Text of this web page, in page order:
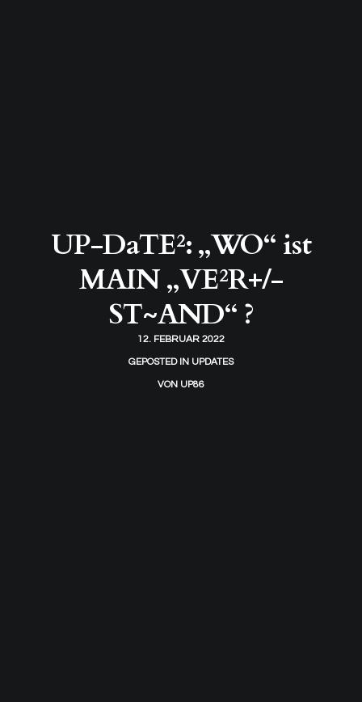
UP-DaTE²: „WO“ ist
MAIN „VE²R+/-
ST~AND“ ?
12. FEBRUAR 2022
GEPOSTED IN UPDATES
VON UP86